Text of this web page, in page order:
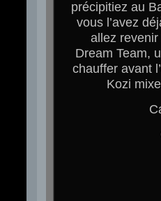
précipitiez au
vous l’avez
allez
Dream Team,
chauffer avant
Kozi